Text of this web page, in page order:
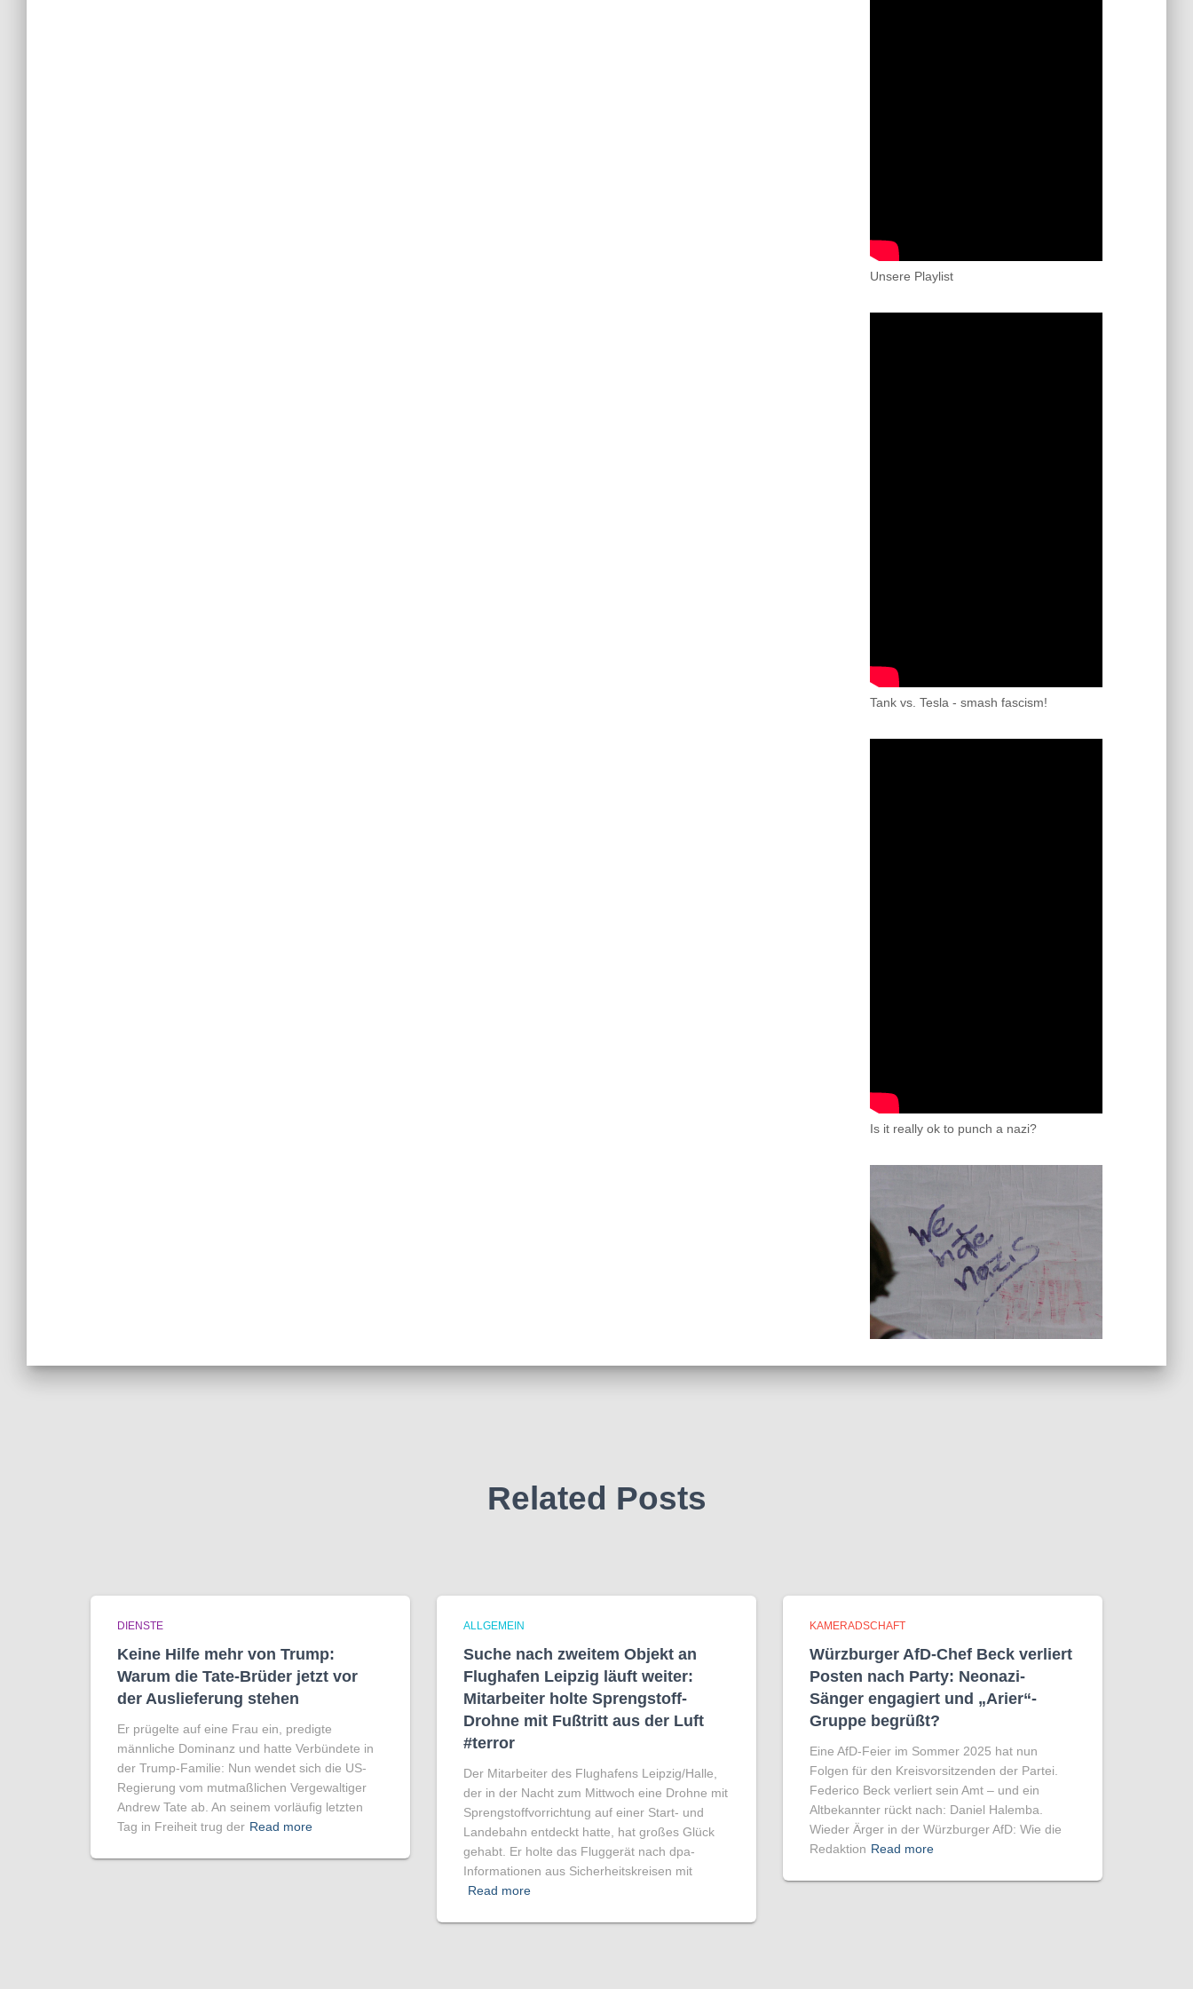
Unsere Playlist
Tank vs. Tesla - smash fascism!
Is it really ok to punch a nazi?
Related Posts
DIENSTE
Keine Hilfe mehr von Trump:
Warum die Tate-Brüder jetzt vor
der Auslieferung stehen
Er prügelte auf eine Frau ein, predigte
männliche Dominanz und hatte Verbündete in
der Trump-Familie: Nun wendet sich die US-
Regierung vom mutmaßlichen Vergewaltiger
Andrew Tate ab. An seinem vorläufig letzten
Tag in Freiheit trug der Read more
ALLGEMEIN
Suche nach zweitem Objekt an
Flughafen Leipzig läuft weiter:
Mitarbeiter holte Sprengstoff-
Drohne mit Fußtritt aus der Luft
#terror
Der Mitarbeiter des Flughafens Leipzig/Halle,
der in der Nacht zum Mittwoch eine Drohne mit
Sprengstoffvorrichtung auf einer Start- und
Landebahn entdeckt hatte, hat großes Glück
gehabt. Er holte das Fluggerät nach dpa-
Informationen aus Sicherheitskreisen mit
Read more
KAMERADSCHAFT
Würzburger AfD-Chef Beck verliert
Posten nach Party: Neonazi-
Sänger engagiert und „Arier“-
Gruppe begrüßt?
Eine AfD-Feier im Sommer 2025 hat nun
Folgen für den Kreisvorsitzenden der Partei.
Federico Beck verliert sein Amt – und ein
Altbekannter rückt nach: Daniel Halemba.
Wieder Ärger in der Würzburger AfD: Wie die
Redaktion Read more